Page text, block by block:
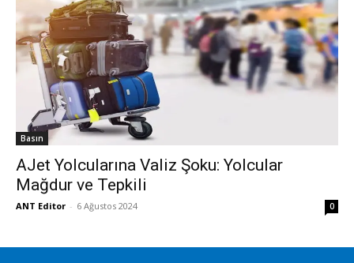
Basın
AJet Yolcularına Valiz Şoku: Yolcular
Mağdur ve Tepkili
ANT Editor - 6 Ağustos 2024 0